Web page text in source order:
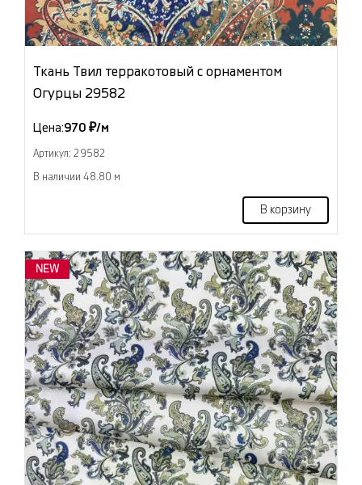
Ткань Твил терракотовый с орнаментом
Огурцы 29582
Цена:970 ₽/м
Артикул: 29582
В наличии 48.80 м
В корзину
NEW